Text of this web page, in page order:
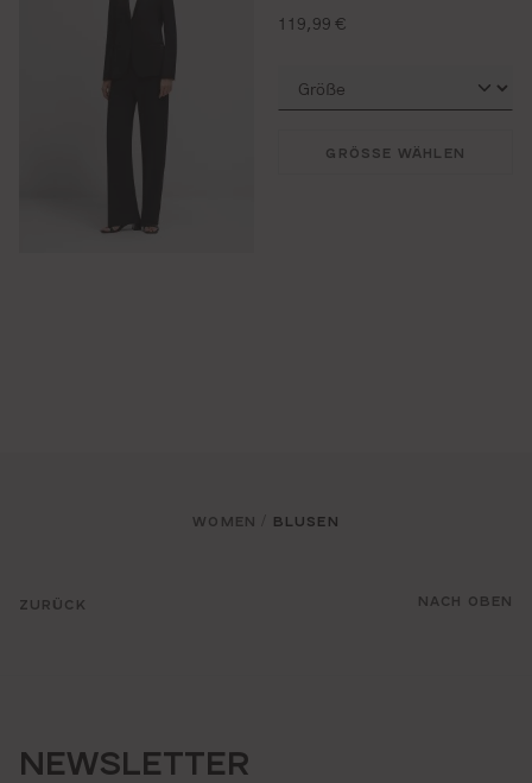
regulärer preis:
119,99 €
GRÖSSE WÄHLEN
ZURÜCK
WOMEN BLUSEN
NACH OBEN
NEWSLETTER